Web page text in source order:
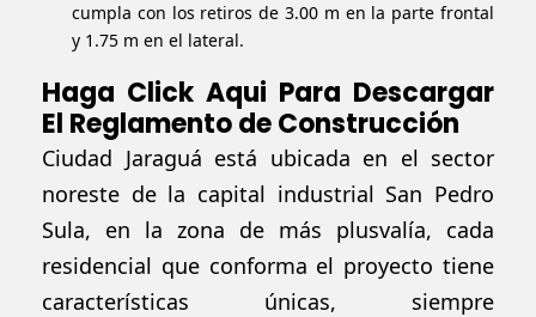
cumpla con los retiros de 3.00 m en la parte frontal
y 1.75 m en el lateral.
Haga Click Aqui Para Descargar
El Reglamento de Construcción
Ciudad Jaraguá está ubicada en el sector
noreste de la capital industrial San Pedro
Sula, en la zona de más plusvalía, cada
residencial que conforma el proyecto tiene
características únicas, siempre